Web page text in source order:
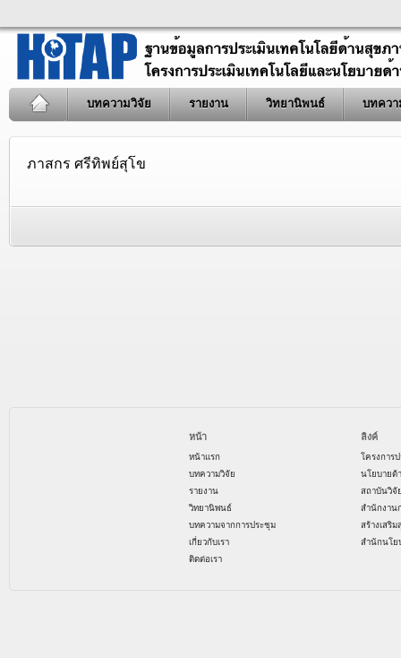
บทความวิจัย รายงาน วิทยานิพนธ์ บทควา
ภาสกร ศรีทิพย์สุโข
หน้า
หน้าแรก
บทความวิจัย
รายงาน
วิทยานิพนธ์
บทความจากการประชุม
เกี่ยวกับเรา
ติดต่อเรา
ลิงค์
โครงการ
นโยบายด้
สถาบันวิจั
สำนักงาน
สร้างเสริ
สำนักนโย